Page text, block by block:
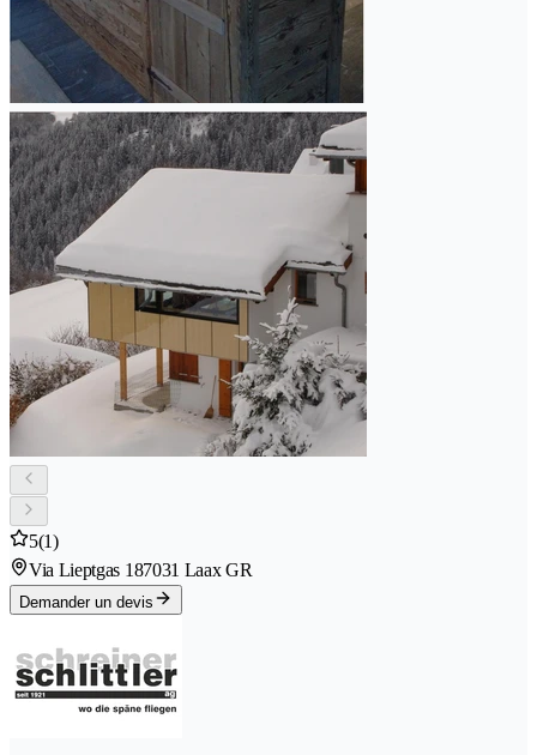
5(1)
Via Lieptgas 187031 Laax GR
Demander un devis